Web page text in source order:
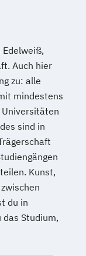
Work
Auch hier
zu: alle
mindestens
sind in
Kunst,
du in
Studium,